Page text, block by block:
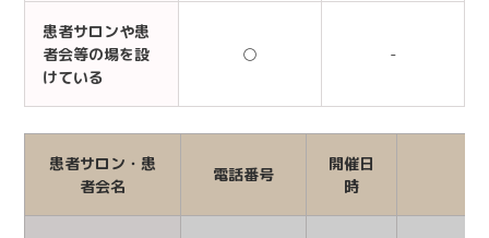
患者サロンや患
者会等の場を設
けている
○ -
患者サロン・患
者会名
電話番号
開催日
時